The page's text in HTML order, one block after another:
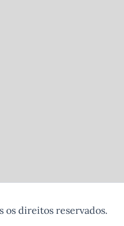
os direitos reservados.